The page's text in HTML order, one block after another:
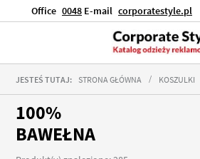
Office 0048 E-mail corporatestyle.pl
JESTEŚ TUTAJ: STRONA GŁÓWNA KOSZULKI
100%
BAWEŁNA